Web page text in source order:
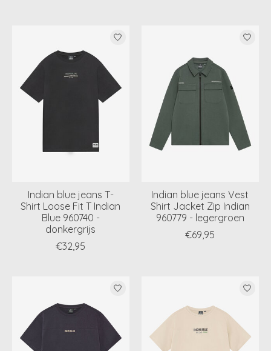
Indian blue jeans T-
Shirt Loose Fit T Indian
Blue 960740 -
donkergrijs
€32,95
Indian blue jeans Vest
Shirt Jacket Zip Indian
960779 - legergroen
€69,95